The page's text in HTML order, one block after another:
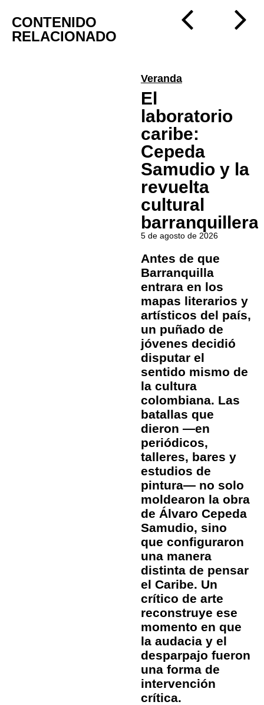
CONTENIDO
RELACIONADO
Veranda
El
laboratorio
caribe:
Cepeda
Samudio y la
revuelta
cultural
barranquillera
5 de agosto de 2026
Antes de que
Barranquilla
entrara en los
mapas literarios y
artísticos del país,
un puñado de
jóvenes decidió
disputar el
sentido mismo de
la cultura
colombiana. Las
batallas que
dieron —en
periódicos,
talleres, bares y
estudios de
pintura— no solo
moldearon la obra
de Álvaro Cepeda
Samudio, sino
que configuraron
una manera
distinta de pensar
el Caribe. Un
crítico de arte
reconstruye ese
momento en que
la audacia y el
desparpajo fueron
una forma de
intervención
crítica.